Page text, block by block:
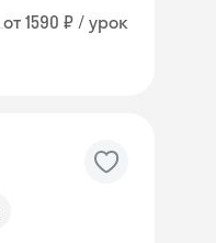
от 1590 ₽ / урок